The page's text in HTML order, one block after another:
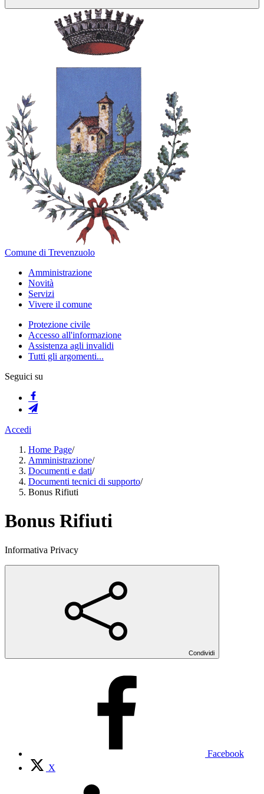
Comune di Trevenzuolo
Amministrazione
Novità
Servizi
Vivere il comune
Protezione civile
Accesso all'informazione
Assistenza agli invalidi
Tutti gli argomenti...
Seguici su
Accedi
Home Page/
Amministrazione/
Documenti e dati/
Documenti tecnici di supporto/
Bonus Rifiuti
Bonus Rifiuti
Informativa Privacy
Condividi
Facebook
X